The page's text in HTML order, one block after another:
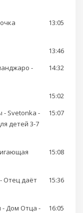
13:05
13:46
-
14:32
15:02
- Svetonka -
детей 3-7
15:07
15:08
Отец даёт
15:36
- Дом Отца - 16:05